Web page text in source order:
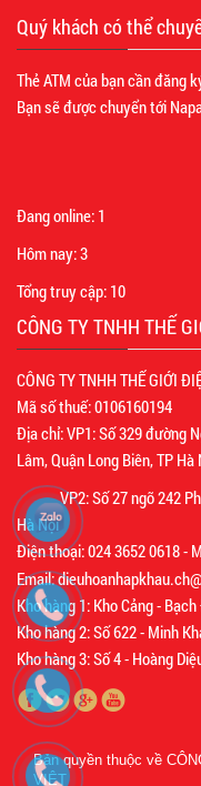
Quý khách có thể
Thẻ ATM của bạn cần đăng
Bạn sẽ được chuyển tới
Đang online: 1
Hôm nay:3
Tổng truy cập: 10
CÔNG TY TNHH THẾ
CÔNG TY TNHH THẾ GIỚI
Mã số thuế: 0106160194
Địa chỉ: VP1: Số 329 đường
Lâm, Quận Long Biên, TP Hà
VP2: Số 27 ngõ 242 Phú
Hà Nội
Điện thoại: 024 3652 0618 -
Email:
Kho hàng 1: Kho Cảng -
Kho hàng 2: Số 622 - Minh
Kho hàng 3: Số 4 - Hoàng
Bản quyền thuộc về
VIỆT